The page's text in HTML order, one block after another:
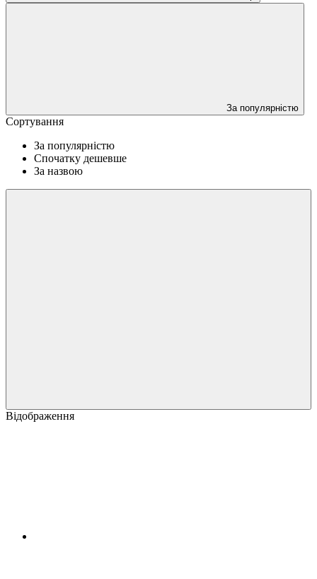
За популярністю
Сортування
За популярністю
Спочатку дешевше
За назвою
Відображення